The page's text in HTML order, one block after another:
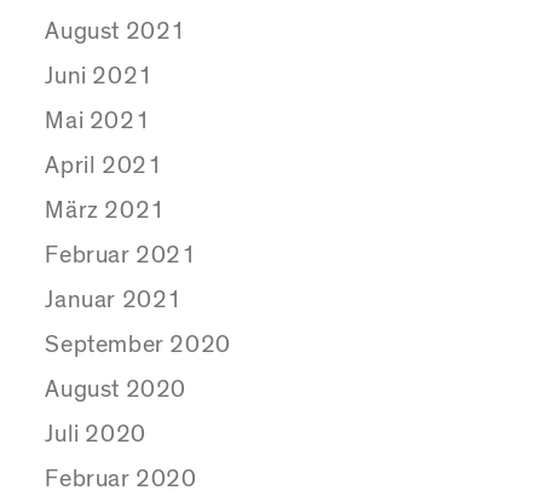
August 2021
Juni 2021
Mai 2021
April 2021
März 2021
Februar 2021
Januar 2021
September 2020
August 2020
Juli 2020
Februar 2020